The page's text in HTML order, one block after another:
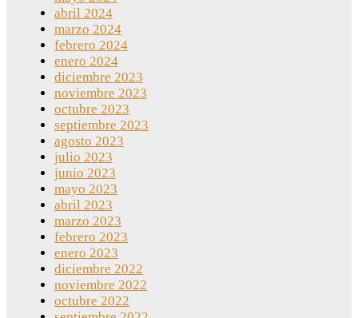
abril 2024
marzo 2024
febrero 2024
enero 2024
diciembre 2023
noviembre 2023
octubre 2023
septiembre 2023
agosto 2023
julio 2023
junio 2023
mayo 2023
abril 2023
marzo 2023
febrero 2023
enero 2023
diciembre 2022
noviembre 2022
octubre 2022